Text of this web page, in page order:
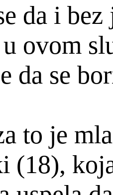
da i
ovom
da se
to je
(18),